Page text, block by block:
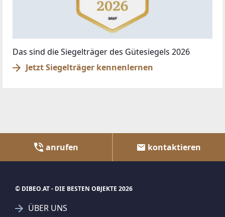
Das sind die Siegelträger des Gütesiegels 2026
Jetzt Siegelträger kennenlernen
anrufen kontaktieren
© DIBEO.AT - DIE BESTEN OBJEKTE 2026
ÜBER UNS